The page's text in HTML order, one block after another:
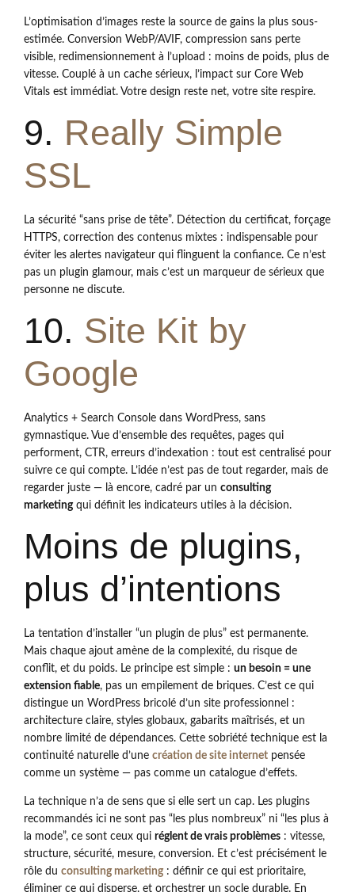
L’optimisation d’images reste la source de gains la plus sous-
estimée. Conversion WebP/AVIF, compression sans perte
visible, redimensionnement à l’upload : moins de poids, plus de
vitesse. Couplé à un cache sérieux, l’impact sur Core Web
Vitals est immédiat. Votre design reste net, votre site respire.
9. Really Simple
SSL
La sécurité “sans prise de tête”. Détection du certificat, forçage
HTTPS, correction des contenus mixtes : indispensable pour
éviter les alertes navigateur qui flinguent la confiance. Ce n’est
pas un plugin glamour, mais c’est un marqueur de sérieux que
personne ne discute.
10. Site Kit by
Google
Analytics + Search Console dans WordPress, sans
gymnastique. Vue d’ensemble des requêtes, pages qui
performent, CTR, erreurs d’indexation : tout est centralisé pour
suivre ce qui compte. L’idée n’est pas de tout regarder, mais de
regarder juste — là encore, cadré par un consulting
marketingqui définit les indicateurs utiles à la décision.
Moins de plugins,
plus d’intentions
La tentation d’installer “un plugin de plus” est permanente.
Mais chaque ajout amène de la complexité, du risque de
conflit, et du poids. Le principe est simple : un besoin = une
extension fiable, pas un empilement de briques. C’est ce qui
distingue un WordPress bricolé d’un site professionnel :
architecture claire, styles globaux, gabarits maîtrisés, et un
nombre limité de dépendances. Cette sobriété technique est la
continuité naturelle d’une création de site internet pensée
comme un système — pas comme un catalogue d’effets.
La technique n’a de sens que si elle sert un cap. Les plugins
recommandés ici ne sont pas “les plus nombreux” ni “les plus à
la mode”, ce sont ceux qui réglent de vrais problèmes : vitesse,
structure, sécurité, mesure, conversion. Et c’est précisément le
rôle du consulting marketing: définir ce qui est prioritaire,
éliminer ce qui disperse, et orchestrer un socle durable. En